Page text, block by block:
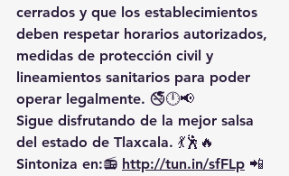
cerrados y que los establecimientos
deben respetar horarios autorizados,
medidas de protección civil y
lineamientos sanitarios para poder
operar legalmente. 🚭🕛📢
Sigue disfrutando de la mejor salsa
del estado de Tlaxcala. 💃🕺🔥
Sintoniza en:📻 http://tun.in/sfFLp 📲